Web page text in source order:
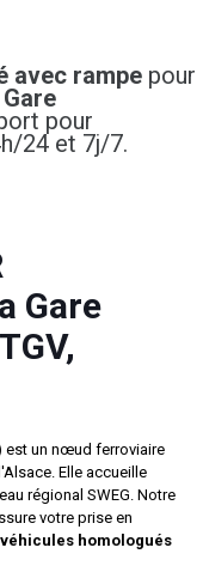
avec rampe pour
Gare
pour
24 et 7j/7.
Gare
est un nœud ferroviaire
Elle accueille
régional SWEG. Notre
votre prise en
véhicules homologués